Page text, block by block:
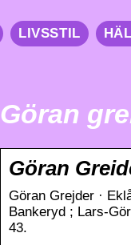
LIVSSTIL
Göran
Göran
Göran Grejder ·
Bankeryd ; Lars-
43.